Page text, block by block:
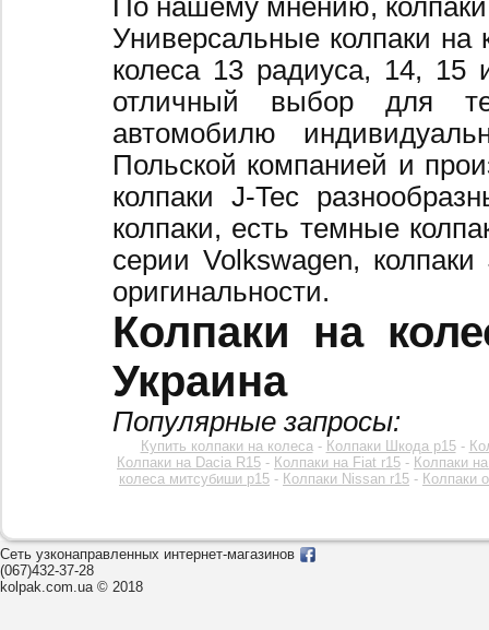
По нашему мнению,
Универсальные колпаки
колеса 13 радиуса, 14,
отличный выбор для
автомобилю
Польской компанией и
колпаки J-Tec
колпаки, есть темные
серии Volkswagen,
оригинальности.
Колпаки на
Украина
Популярные запросы:
Купить колпаки на колеса- Колпаки Шкода р15-
Колпаки на Dacia R15 - Колпаки на Fiat r15 - Колпаки
колеса митсубиши р15 - Колпаки Nissan r15 - Колпаки
Сеть узконаправленных интернет-магазинов
(067)432-37-28
kolpak.com.ua © 2018